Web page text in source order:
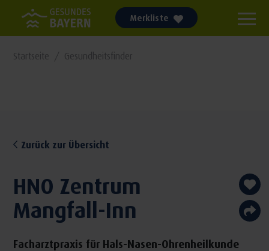
Merkliste
Startseite Gesundheitsfinder
Zurück zur Übersicht
HNO Zentrum
Mangfall-Inn
Facharztpraxis für Hals-Nasen-Ohrenheilkunde